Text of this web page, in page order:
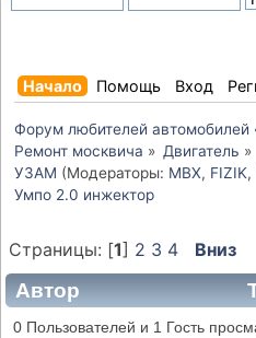
Начало Помощь Вход
Форум любителей автомобилей
Ремонт москвича » Двигатель »
УЗАМ (Модераторы: MBX, FIZIK,
Умпо 2.0 инжектор
Страницы: [1] 2 3 4 Вниз
Автор
инжектор (Прочитано
0 Пользователей и 1 Гость